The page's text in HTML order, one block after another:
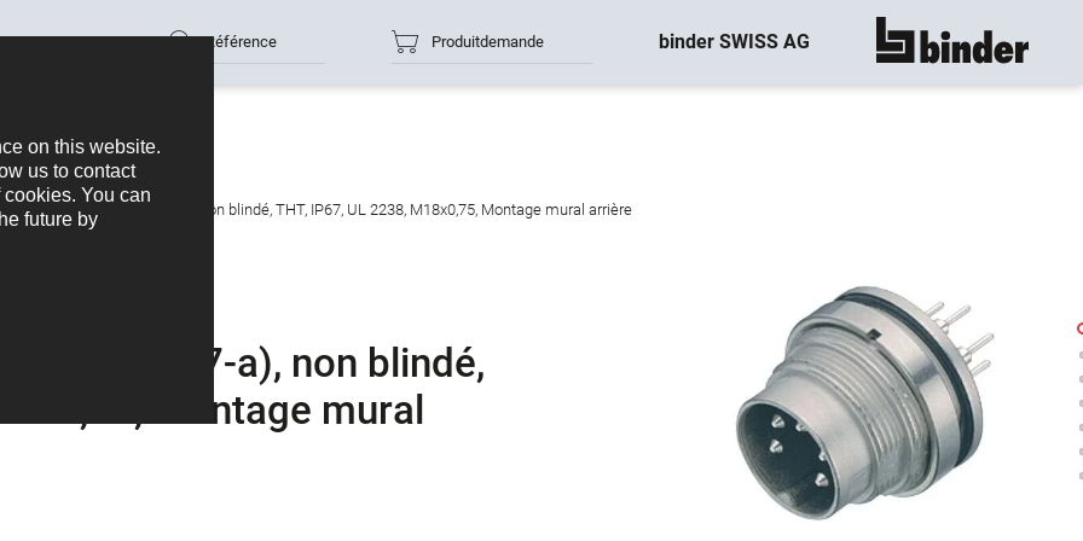
Référence Produitdemande binder SWISS AG montre tout
mâle, Contacts: 7 (07-a), non blindé, THT, IP67, UL 2238, M18x0,75, Montage mural arrière
7 (07-a), non blindé,
Montage mural